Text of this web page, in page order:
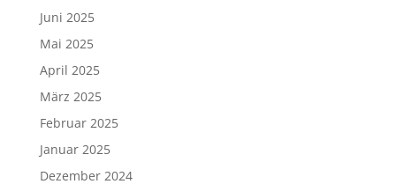
Juni 2025
Mai 2025
April 2025
März 2025
Februar 2025
Januar 2025
Dezember 2024